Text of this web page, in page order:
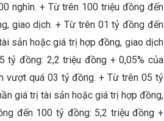
nghìn. + Từ trên 100 triệu đồng đến
giao dịch. + Từ trên 01 tỷ đồng đến
sản hoặc giá trị hợp đồng, giao dịch
đồng: 2,2 triệu đồng + 0,05% của
vượt quá 03 tỷ đồng. + Từ trên 05 tỷ
giá trị tài sản hoặc giá trị hợp đồng,
đến 100 tỷ đồng: 5,2 triệu đồng +